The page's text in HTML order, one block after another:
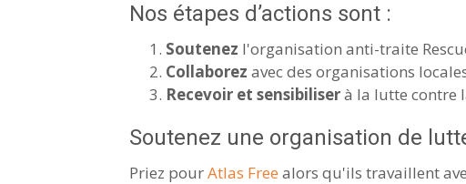
Nos étapes d’actions sont :
Soutenez l'organisation anti-traite
Collaborez avec des organisations
Recevoir et sensibiliserà la lutte contre
Soutenez une organisation de
Priez pourAtlas Free alors qu'ils travaillent